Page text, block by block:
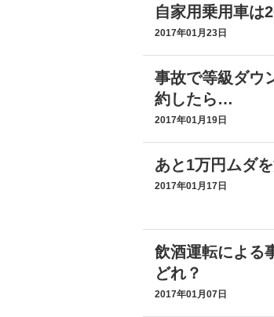
自家用乗用車は
2017年01月23日
事故で等級ダウ
約したら…
2017年01月19日
あと1万円ムダ
2017年01月17日
飲酒運転によ
どれ？
2017年01月07日